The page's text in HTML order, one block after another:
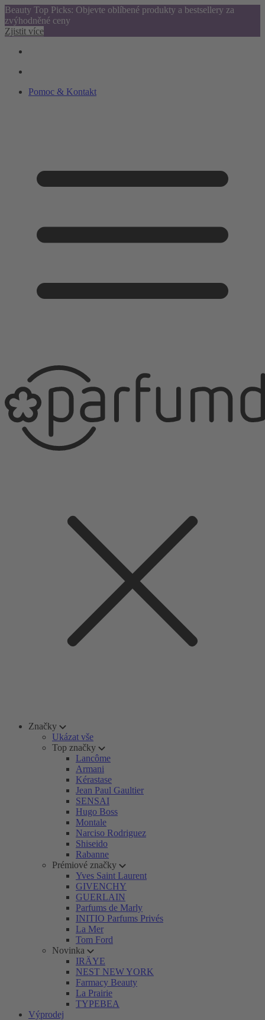
Beauty Top Picks: Objevte oblíbené produkty a bestsellery za
zvýhodněné ceny
Zjistit více
Pomoc & Kontakt
Značky
Ukázat vše
Top značky
Lancôme
Armani
Kérastase
Jean Paul Gaultier
SENSAI
Hugo Boss
Montale
Narciso Rodriguez
Shiseido
Rabanne
Prémiové značky
Yves Saint Laurent
GIVENCHY
GUERLAIN
Parfums de Marly
INITIO Parfums Privés
La Mer
Tom Ford
Novinka
IRÄYE
NEST NEW YORK
Farmacy Beauty
La Prairie
TYPEBEA
Výprodej